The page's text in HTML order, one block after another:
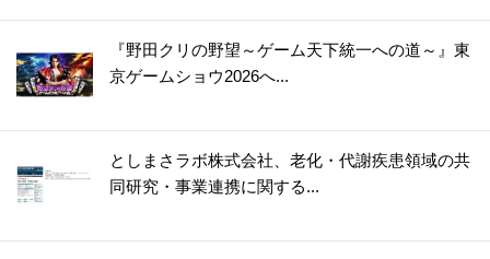
『野田クリの野望～ゲーム天下統一への道～』東
京ゲームショウ2026へ...
としまさラボ株式会社、老化・代謝疾患領域の共
同研究・事業連携に関する...